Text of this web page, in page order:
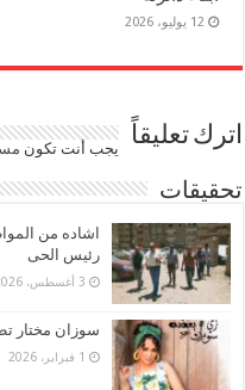
12 يوليو، 2026
اترك تعليقاً يجب أنت تكون
تحقيقات
اشاده من
رئيس الحى
3 أغسطس، 2026
سوزان مختار
1 فبراير، 2026